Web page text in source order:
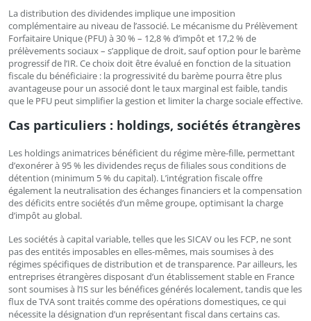
La distribution des dividendes implique une imposition
complémentaire au niveau de l’associé. Le mécanisme du Prélèvement
Forfaitaire Unique (PFU) à 30 % – 12,8 % d’impôt et 17,2 % de
prélèvements sociaux – s’applique de droit, sauf option pour le barème
progressif de l’IR. Ce choix doit être évalué en fonction de la situation
fiscale du bénéficiaire : la progressivité du barème pourra être plus
avantageuse pour un associé dont le taux marginal est faible, tandis
que le PFU peut simplifier la gestion et limiter la charge sociale effective.
Cas particuliers : holdings, sociétés étrangères
Les holdings animatrices bénéficient du régime mère-fille, permettant
d’exonérer à 95 % les dividendes reçus de filiales sous conditions de
détention (minimum 5 % du capital). L’intégration fiscale offre
également la neutralisation des échanges financiers et la compensation
des déficits entre sociétés d’un même groupe, optimisant la charge
d’impôt au global.
Les sociétés à capital variable, telles que les SICAV ou les FCP, ne sont
pas des entités imposables en elles-mêmes, mais soumises à des
régimes spécifiques de distribution et de transparence. Par ailleurs, les
entreprises étrangères disposant d’un établissement stable en France
sont soumises à l’IS sur les bénéfices générés localement, tandis que les
flux de TVA sont traités comme des opérations domestiques, ce qui
nécessite la désignation d’un représentant fiscal dans certains cas.